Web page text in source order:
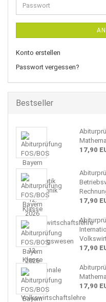
Passwort
Konto erstellen
Passwort vergessen?
Bestseller
17,90
17,90
17,90
17,90